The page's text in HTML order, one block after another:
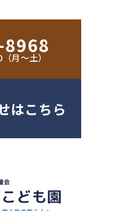
月〜土）
はこちら